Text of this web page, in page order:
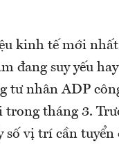
kinh tế mới nhất
đang suy yếu
tư nhân ADP
tháng 3.
số vị trí cần